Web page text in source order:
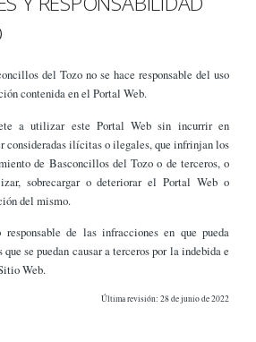
del Tozo no se hace responsable del uso
contenida en el Portal Web.
a utilizar este Portal Web sin incurrir en
consideradas ilícitas o ilegales, que infrinjan los
de Basconcillos del Tozo o de terceros, o
sobrecargar o deteriorar el Portal Web o
del mismo.
de las infracciones en que pueda
se puedan causar a terceros por la indebida e
Web.
Última revisión: 28 de junio de 2022